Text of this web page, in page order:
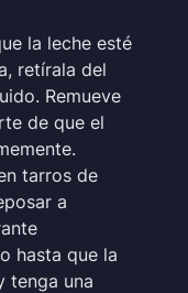
la leche esté
retírala del
Remueve
de que el
tarros de
a
hasta que la
tenga una